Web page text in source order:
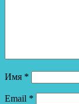
Имя *
Email *